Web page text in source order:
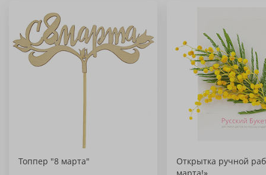
Топпер "8 марта"
Открытка ручной